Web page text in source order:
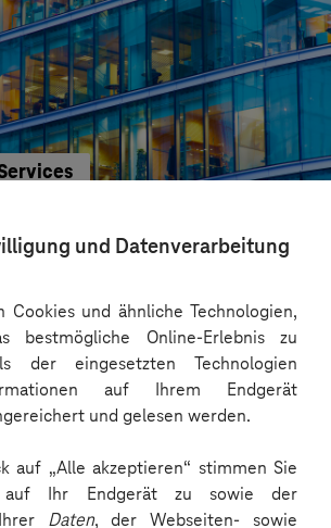
und Datenverarbeitung
Cookies und ähnliche Technologien,
bestmögliche Online-Erlebnis zu
der eingesetzten Technologien
auf Ihrem Endgerät
und gelesen werden.
auf „Alle akzeptieren“ stimmen Sie
Ihr Endgerät zu sowie der
Daten, der Webseiten- sowie
Mehr laden
Unternehmen